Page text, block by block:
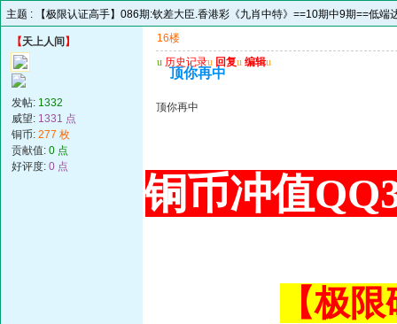
主题 : 【极限认证高手】086期:钦差大臣.香港彩《九肖中特》==10期中9期==低端
【天上人间 】
发帖: 1332
威望: 1331 点
铜币: 277 枚
贡献值: 0 点
好评度: 0 点
16楼
u 历史记录u 回复u 编辑u
顶你再中
顶你再中
铜币冲值
【极